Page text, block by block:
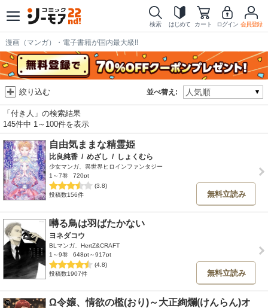
検索 はじめて カート ログイン 会員登録
漫画（マンガ）・電子書籍が国内最大級!!
並べ替え:
絞り込む
「付き人」の検索結果
145件中 1～100件を表示
自由気ままな精霊姫
比良純香 / めざし / しょくむら
少女マンガ、異世界ヒロインファンタジー
1～7巻
720pt
(3.8)
投稿数156件
無料立読み
囀る鳥は羽ばたかない
ヨネダコウ
BLマンガ、HertZ&CRAFT
1～9巻
648pt～917pt
(4.8)
投稿数1907件
無料立読み
Ω令嬢、情欲の檻(おり)～大正絢爛(けんらん)オ